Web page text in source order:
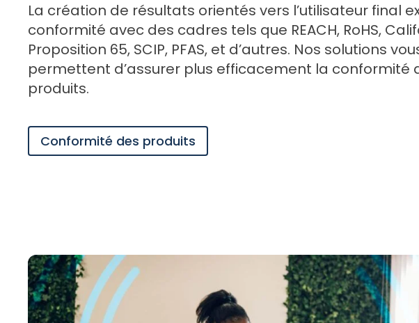
La création de résultats orientés vers l’utilisateur final
conformité avec des cadres tels que REACH, RoHS,
Proposition 65, SCIP, PFAS, et d’autres. Nos solutions
permettent d’assurer plus efficacement la conformité
produits.
Conformité des produits